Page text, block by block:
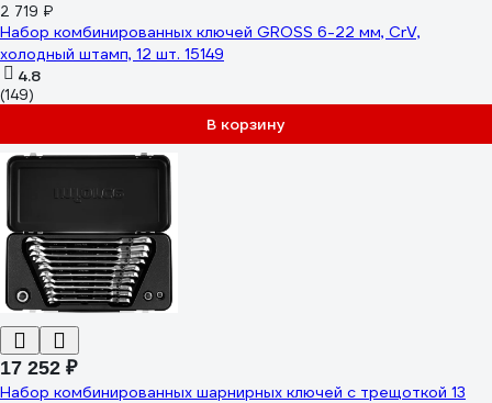
2 719 ₽
Набор комбинированных ключей GROSS 6-22 мм, CrV,
холодный штамп, 12 шт. 15149
4.8
(149)
В корзину
17 252 ₽
Набор комбинированных шарнирных ключей с трещоткой 13